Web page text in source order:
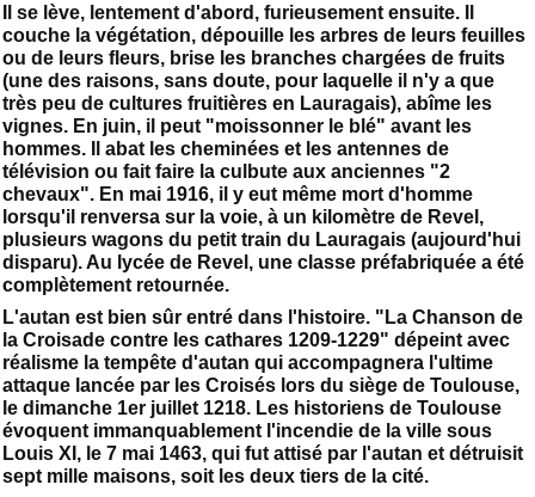
Il se lève, lentement d'abord, furieusement ensuite. Il
couche la végétation, dépouille les arbres de leurs feuilles
ou de leurs fleurs, brise les branches chargées de fruits
(une des raisons, sans doute, pour laquelle il n'y a que
très peu de cultures fruitières en Lauragais), abîme les
vignes. En juin, il peut "moissonner le blé" avant les
hommes. Il abat les cheminées et les antennes de
télévision ou fait faire la culbute aux anciennes "2
chevaux". En mai 1916, il y eut même mort d'homme
lorsqu'il renversa sur la voie, à un kilomètre de Revel,
plusieurs wagons du petit train du Lauragais (aujourd'hui
disparu). Au lycée de Revel, une classe préfabriquée a été
complètement retournée.
L'autan est bien sûr entré dans l'histoire. "La Chanson de
la Croisade contre les cathares 1209-1229" dépeint avec
réalisme la tempête d'autan qui accompagnera l'ultime
attaque lancée par les Croisés lors du siège de Toulouse,
le dimanche 1er juillet 1218. Les historiens de Toulouse
évoquent immanquablement l'incendie de la ville sous
Louis XI, le 7 mai 1463, qui fut attisé par l'autan et détruisit
sept mille maisons, soit les deux tiers de la cité.